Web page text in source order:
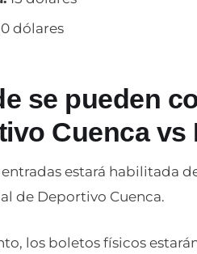
dólares
se pueden
Cuenca vs
estará habilitada
de Deportivo Cuenca.
los boletos físicos